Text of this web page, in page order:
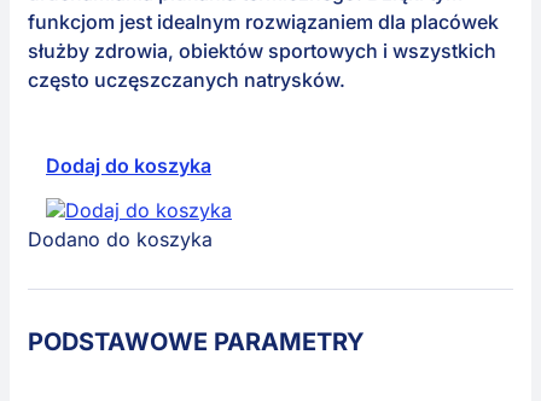
funkcjom jest idealnym rozwiązaniem dla placówek
służby zdrowia, obiektów sportowych i wszystkich
często uczęszczanych natrysków.
Dodaj do koszyka
Dodano do koszyka
PODSTAWOWE PARAMETRY